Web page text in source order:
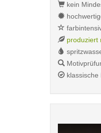
kein
produziert
klassische